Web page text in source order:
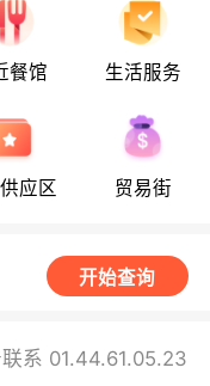
餐馆 生活服务
应区 贸易街
开始查询
系 01.44.61.05.23